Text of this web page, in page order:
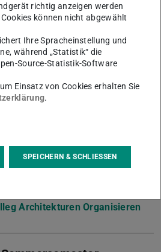
Architekturen Organisieren
richtig anzeigen werden
können nicht abgewählt
Ihre Spracheinstellung und
während „Statistik“ die
Source-Statistik-Software
Einsatz von Cookies erhalten Sie
.
SPEICHERN & SCHLIESSEN